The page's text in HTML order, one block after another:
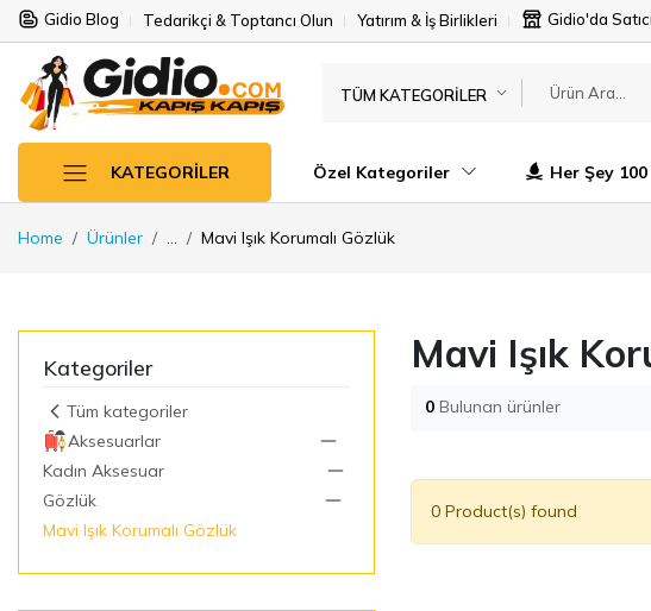
Gidio Blog Tedarikçi & Toptancı Olun Yatırım & İş Birlikleri Gidio'da
TÜM KATEGORILER
KATEGORILER Özel Kategoriler Her Şey
Home Ürünler Mavi Işık Korumalı Gözlük
Kategoriler
Tüm kategoriler
Aksesuarlar
Kadın Aksesuar
Gözlük
Mavi Işık Korumalı Gözlük
Mavi Işık
0 Bulunan ürünler
0 Product(s) found